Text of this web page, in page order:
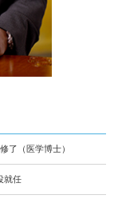
了（医学博士）
就任